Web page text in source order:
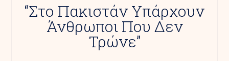
“Στο Πακιστάν Υπάρχουν
Άνθρωποι Που Δεν
Τρώνε”